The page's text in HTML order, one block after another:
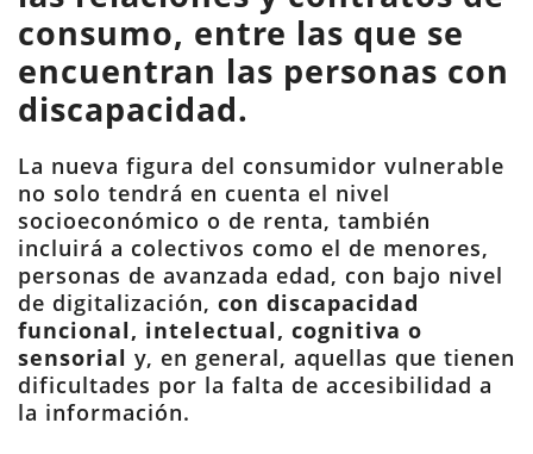
consumo, entre las que se
encuentran las personas con
discapacidad.
La nueva figura del consumidor vulnerable
no solo tendrá en cuenta el nivel
socioeconómico o de renta, también
incluirá a colectivos como el de menores,
personas de avanzada edad, con bajo nivel
de digitalización, con discapacidad
funcional, intelectual, cognitiva o
sensorial y, en general, aquellas que tienen
dificultades por la falta de accesibilidad a
la información.